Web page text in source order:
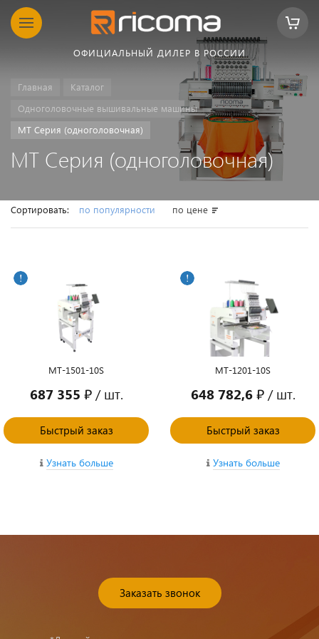
ОФИЦИАЛЬНЫЙ ДИЛЕР В РОССИИ
Главная
Каталог
Одноголовочные вышивальные машины
MT Серия (одноголовочная)
MT Серия (одноголовочная)
Сортировать: по популярности по цене
MT-1501-10S
687 355 ₽/ шт.
Быстрый заказ
Узнать больше
MT-1201-10S
648 782,6 ₽/ шт.
Быстрый заказ
Узнать больше
Заказать звонок